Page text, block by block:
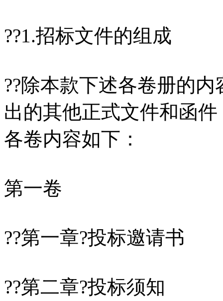
??1.招标文件的组成
??除本款下述各卷册的
出的其他正式文件和函
各卷内容如下：
第一卷
??第一章?投标邀请书
??第二章?投标须知